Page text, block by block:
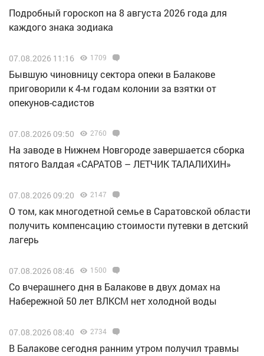
Подробный гороскоп на 8 августа 2026 года для
каждого знака зодиака
07.08.2026 11:16 1709
Бывшую чиновницу сектора опеки в Балакове
приговорили к 4-м годам колонии за взятки от
опекунов-садистов
07.08.2026 09:50 2760
Н️а заводе в Нижнем Новгороде завершается сборка
пятого Валдая «САРАТОВ – ЛЕТЧИК ТАЛАЛИХИН»
07.08.2026 09:20 2147
О том, как многодетной семье в Саратовской области
получить компенсацию стоимости путевки в детский
лагерь
07.08.2026 08:46 1500
Со вчерашнего дня в Балакове в двух домах на
Набережной 50 лет ВЛКСМ нет холодной воды
07.08.2026 08:40 2734
В Балакове сегодня ранним утром получил травмы